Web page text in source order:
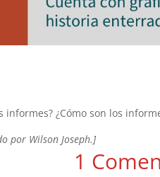
informes? ¿Cómo son los
por Wilson Joseph.]
1